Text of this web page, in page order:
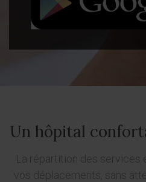
Un hôpital
La répartition des services
vos déplacements, sans